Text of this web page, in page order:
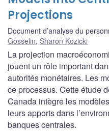
Projections
Document d’analyse du
Gosselin, Sharon Kozicki
La projection
jouent un rôle important
autorités monétaires. Les
ce processus. Cette étude
Canada intègre les
leurs apports dans
banques centrales.